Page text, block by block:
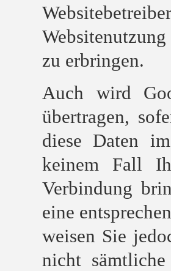
zu erbringen.
Auch wird
übertragen,
diese Daten
keinem Fall
Verbindung
eine
weisen Sie
nicht